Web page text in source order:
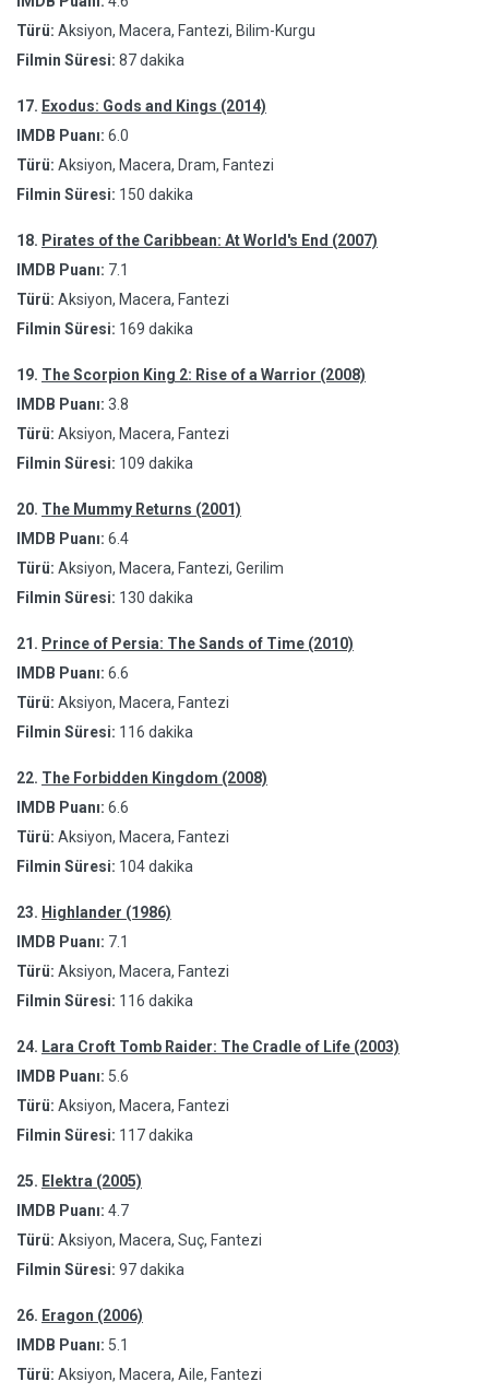
Türü: Aksiyon, Macera, Fantezi, Bilim-Kurgu
Filmin Süresi: 87 dakika
17. Exodus: Gods and Kings (2014)
IMDB Puanı: 6.0
Türü: Aksiyon, Macera, Dram, Fantezi
Filmin Süresi: 150 dakika
18. Pirates of the Caribbean: At World's End (2007)
IMDB Puanı: 7.1
Türü: Aksiyon, Macera, Fantezi
Filmin Süresi: 169 dakika
19. The Scorpion King 2: Rise of a Warrior (2008)
IMDB Puanı: 3.8
Türü: Aksiyon, Macera, Fantezi
Filmin Süresi: 109 dakika
20. The Mummy Returns (2001)
IMDB Puanı: 6.4
Türü: Aksiyon, Macera, Fantezi, Gerilim
Filmin Süresi: 130 dakika
21. Prince of Persia: The Sands of Time (2010)
IMDB Puanı: 6.6
Türü: Aksiyon, Macera, Fantezi
Filmin Süresi: 116 dakika
22. The Forbidden Kingdom (2008)
IMDB Puanı: 6.6
Türü: Aksiyon, Macera, Fantezi
Filmin Süresi: 104 dakika
23. Highlander (1986)
IMDB Puanı: 7.1
Türü: Aksiyon, Macera, Fantezi
Filmin Süresi: 116 dakika
24. Lara Croft Tomb Raider: The Cradle of Life (2003)
IMDB Puanı: 5.6
Türü: Aksiyon, Macera, Fantezi
Filmin Süresi: 117 dakika
25. Elektra (2005)
IMDB Puanı: 4.7
Türü: Aksiyon, Macera, Suç, Fantezi
Filmin Süresi: 97 dakika
26. Eragon (2006)
IMDB Puanı: 5.1
Türü: Aksiyon, Macera, Aile, Fantezi